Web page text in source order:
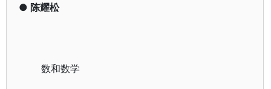
● 陈耀松
数和数学